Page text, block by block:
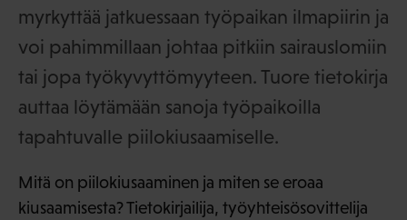
myrkyttää jatkuessaan työpaikan ilmapiirin ja
voi pahimmillaan johtaa pitkiin sairauslomiin
tai jopa työkyvyttömyyteen. Tuore tietokirja
auttaa löytämään sanoja työpaikoilla
tapahtuvalle piilokiusaamiselle.
Mitä on piilokiusaaminen ja miten se eroaa
kiusaamisesta? Tietokirjailija, työyhteisösovittelija